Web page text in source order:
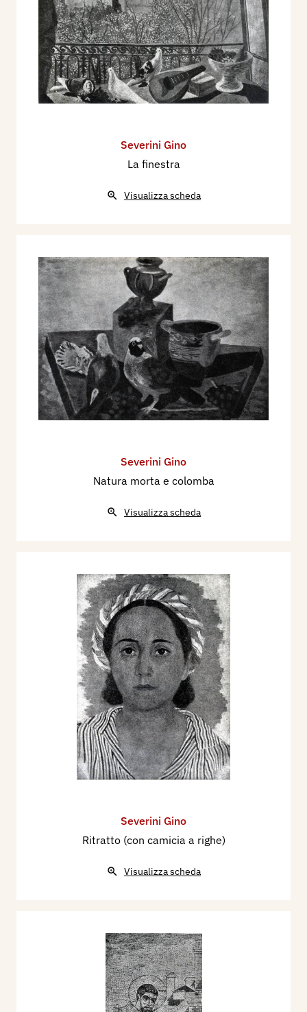
Severini Gino
La finestra
Visualizza scheda
Severini Gino
Natura morta e colomba
Visualizza scheda
Severini Gino
Ritratto (con camicia a righe)
Visualizza scheda